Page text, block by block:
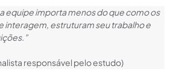
equipe importa menos do que como os
interagem, estruturam seu trabalho e
responsável pelo estudo)